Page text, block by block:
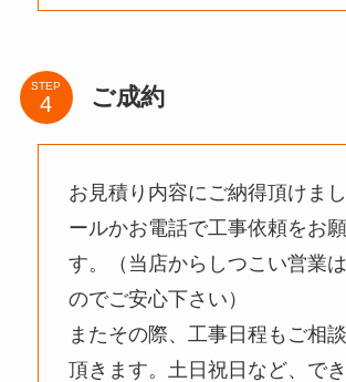
STEP ご成約
お見積り内容にご納得頂けま
ールかお電話で工事依頼をお
す。（当店からしつこい営業
のでご安心下さい）
またその際、工事日程もご相
頂きます。土日祝日など、で